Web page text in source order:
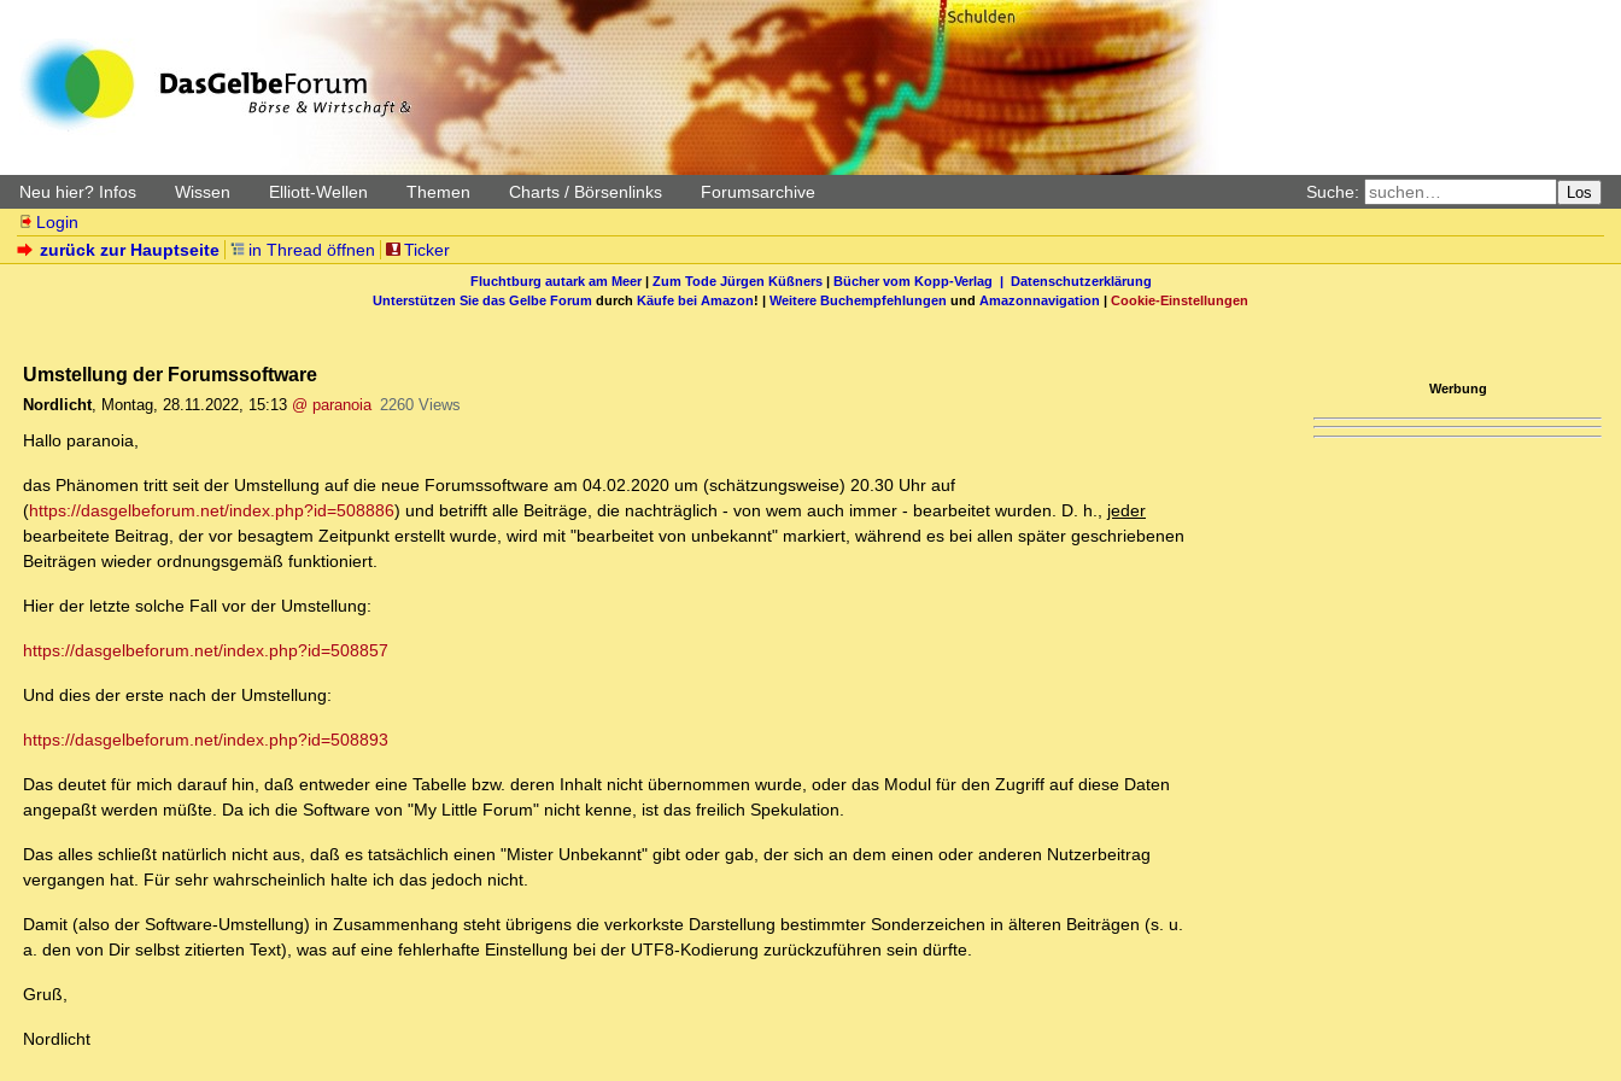
Neu hier? Infos Wissen Elliott-Wellen Themen Charts / Börsenlinks Forumsarchive Suche: Los
Login
zurück zur Hauptseite
in Thread öffnen Ticker
Fluchtburg autark am Meer| Zum Tode Jürgen Küßners| Bücher vom Kopp-Verlag | Datenschutzerklärung
Unterstützen Sie das Gelbe Forum durch Käufe bei Amazon! | Weitere Buchempfehlungen und Amazonnavigation | Cookie-Einstellungen
Umstellung der Forumssoftware
Nordlicht, Montag, 28.11.2022, 15:13 @ paranoia 2260 Views
Hallo paranoia,
das Phänomen tritt seit der Umstellung auf die neue Forumssoftware am 04.02.2020 um (schätzungsweise) 20.30 Uhr auf
(https://dasgelbeforum.net/index.php?id=508886) und betrifft alle Beiträge, die nachträglich - von wem auch immer - bearbeitet wurden. D. h., jeder
bearbeitete Beitrag, der vor besagtem Zeitpunkt erstellt wurde, wird mit "bearbeitet von unbekannt" markiert, während es bei allen später geschriebenen
Beiträgen wieder ordnungsgemäß funktioniert.
Hier der letzte solche Fall vor der Umstellung:
https://dasgelbeforum.net/index.php?id=508857
Und dies der erste nach der Umstellung:
https://dasgelbeforum.net/index.php?id=508893
Das deutet für mich darauf hin, daß entweder eine Tabelle bzw. deren Inhalt nicht übernommen wurde, oder das Modul für den Zugriff auf diese Daten
angepaßt werden müßte. Da ich die Software von "My Little Forum" nicht kenne, ist das freilich Spekulation.
Das alles schließt natürlich nicht aus, daß es tatsächlich einen "Mister Unbekannt" gibt oder gab, der sich an dem einen oder anderen Nutzerbeitrag
vergangen hat. Für sehr wahrscheinlich halte ich das jedoch nicht.
Damit (also der Software-Umstellung) in Zusammenhang steht übrigens die verkorkste Darstellung bestimmter Sonderzeichen in älteren Beiträgen (s. u.
a. den von Dir selbst zitierten Text), was auf eine fehlerhafte Einstellung bei der UTF8-Kodierung zurückzuführen sein dürfte.
Gruß,
Nordlicht
Werbung